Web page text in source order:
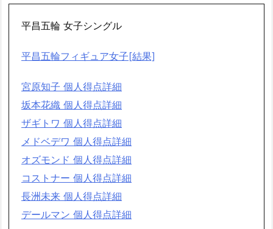
平昌五輪 女子シングル
平昌五輪フィギュア女子[結果]
宮原知子 個人得点詳細
坂本花織 個人得点詳細
ザギトワ 個人得点詳細
メドベデワ 個人得点詳細
オズモンド 個人得点詳細
コストナー 個人得点詳細
長洲未来 個人得点詳細
デールマン 個人得点詳細